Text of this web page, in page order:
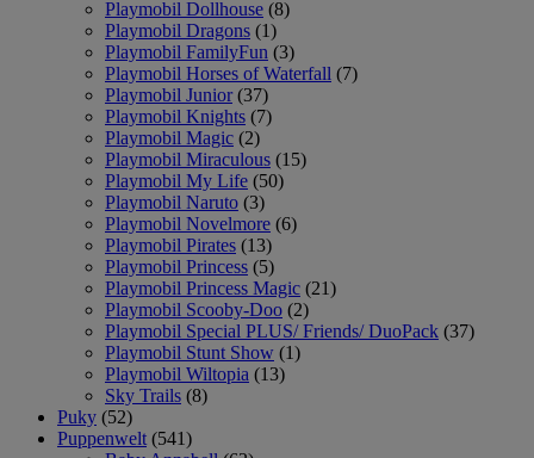
Playmobil Dollhouse (8)
Playmobil Dragons (1)
Playmobil FamilyFun (3)
Playmobil Horses of Waterfall (7)
Playmobil Junior (37)
Playmobil Knights (7)
Playmobil Magic (2)
Playmobil Miraculous (15)
Playmobil My Life (50)
Playmobil Naruto (3)
Playmobil Novelmore (6)
Playmobil Pirates (13)
Playmobil Princess (5)
Playmobil Princess Magic (21)
Playmobil Scooby-Doo (2)
Playmobil Special PLUS/ Friends/ DuoPack (37)
Playmobil Stunt Show (1)
Playmobil Wiltopia (13)
Sky Trails (8)
Puky (52)
Puppenwelt (541)